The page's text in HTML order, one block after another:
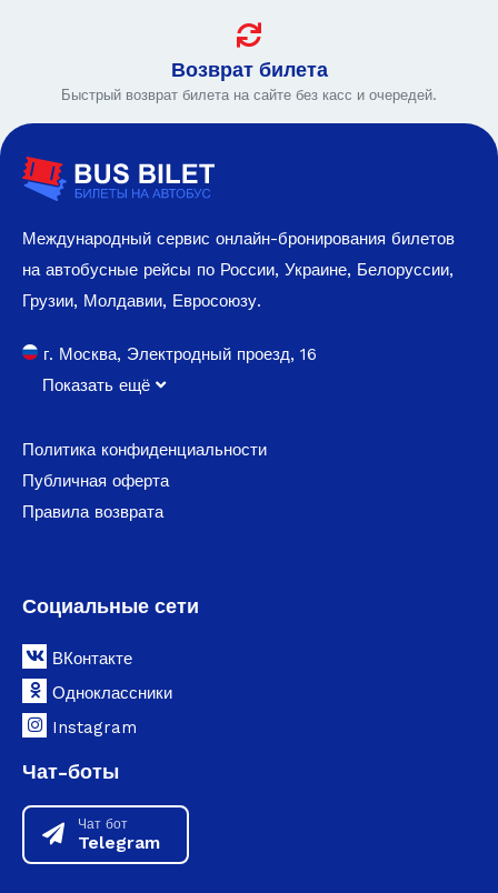
Возврат билета
Быстрый возврат билета на сайте без касс и очередей.
Международный сервис онлайн-бронирования билетов
на автобусные рейсы по России, Украине, Белоруссии,
Грузии, Молдавии, Евросоюзу.
г. Москва, Электродный проезд, 16
Показать ещё
Политика конфиденциальности
Публичная оферта
Правила возврата
Социальные сети
ВКонтакте
Одноклассники
Instagram
Чат-боты
Чат бот
Telegram